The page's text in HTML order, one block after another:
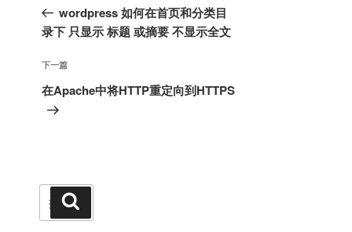
一
篇
章
wordpress 如何在首页和分类目
录下 只显示 标题 或摘要 不显示全文
下
一
下一篇
在Apache中将HTTP重定向到HTTPS
索：